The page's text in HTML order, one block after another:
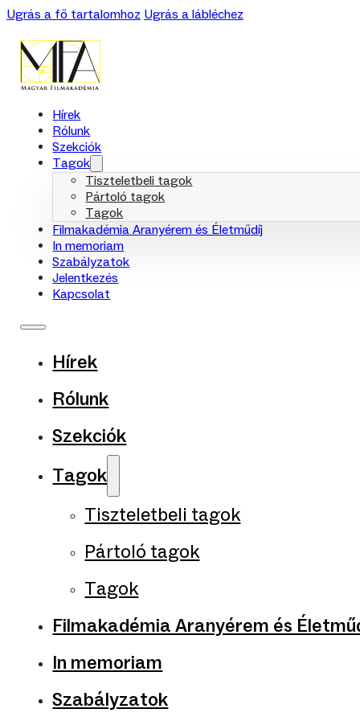
Ugrás a fő tartalomhoz Ugrás a lábléchez
Hírek
Rólunk
Szekciók
Tagok
Tiszteletbeli tagok
Pártoló tagok
Tagok
Filmakadémia Aranyérem és Életműdíj
In memoriam
Szabályzatok
Jelentkezés
Kapcsolat
Hírek
Rólunk
Szekciók
Tagok
Tiszteletbeli tagok
Pártoló tagok
Tagok
Filmakadémia Aranyérem és
In memoriam
Szabályzatok